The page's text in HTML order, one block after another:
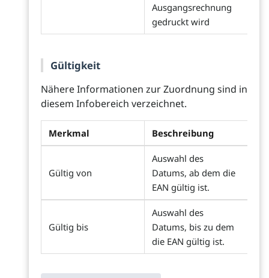
Ausgangsrechnung
gedruckt wird
Gültigkeit
Nähere Informationen zur Zuordnung sind in
diesem Infobereich verzeichnet.
Merkmal Beschreibung
Gültig von
Auswahl des
Datums, ab dem die
EAN gültig ist.
Gültig bis
Auswahl des
Datums, bis zu dem
die EAN gültig ist.